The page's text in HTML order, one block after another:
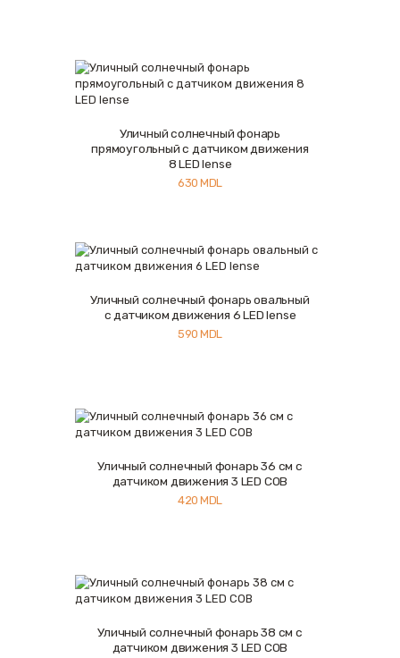
Купить Подробнее
Уличный солнечный фонарь
прямоугольный с датчиком движения
8 LED lense
630MDL
Купить Подробнее
Уличный солнечный фонарь овальный
с датчиком движения 6 LED lense
590MDL
Купить Подробнее
Уличный солнечный фонарь 36 см с
датчиком движения 3 LED COB
420MDL
Купить Подробнее
Уличный солнечный фонарь 38 см с
датчиком движения 3 LED COB